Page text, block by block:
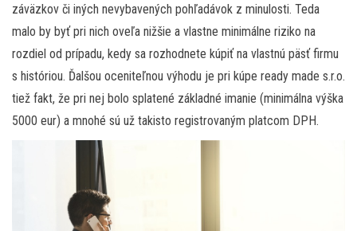
záväzkov či iných nevybavených pohľadávok z minulosti. Teda
malo by byť pri nich oveľa nižšie a vlastne minimálne riziko na
rozdiel od prípadu, kedy sa rozhodnete kúpiť na vlastnú päsť firmu
s históriou. Ďalšou oceniteľnou výhodu je pri kúpe ready made s.r.o.
tiež fakt, že pri nej bolo splatené základné imanie (minimálna výška
5000 eur) a mnohé sú už takisto registrovaným platcom DPH.